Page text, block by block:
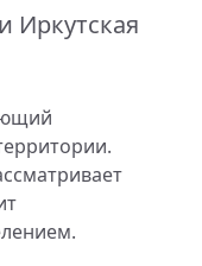
Иркутская